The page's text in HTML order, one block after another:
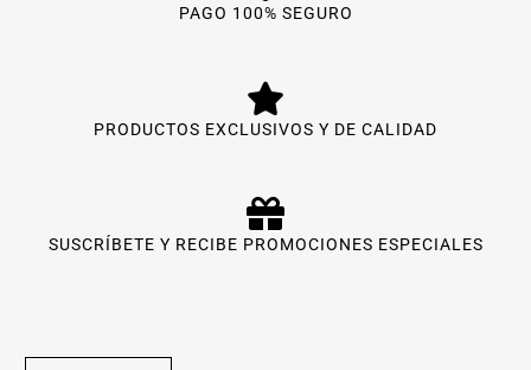
PAGO 100% SEGURO
PRODUCTOS EXCLUSIVOS Y DE CALIDAD
SUSCRÍBETE Y RECIBE PROMOCIONES ESPECIALES